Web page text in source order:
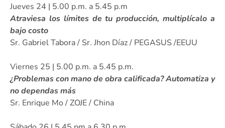
Jueves 24 | 5.00 p.m. a 5.45 p.m
Atraviesa los límites de tu producción, multiplícalo a
bajo costo
Sr. Gabriel Tabora / Sr. Jhon Díaz / PEGASUS /EEUU
Viernes 25 | 5.00 p.m. a 5.45 p.m.
¿Problemas con mano de obra calificada? Automatiza y
no dependas más
Sr. Enrique Mo / ZOJE / China